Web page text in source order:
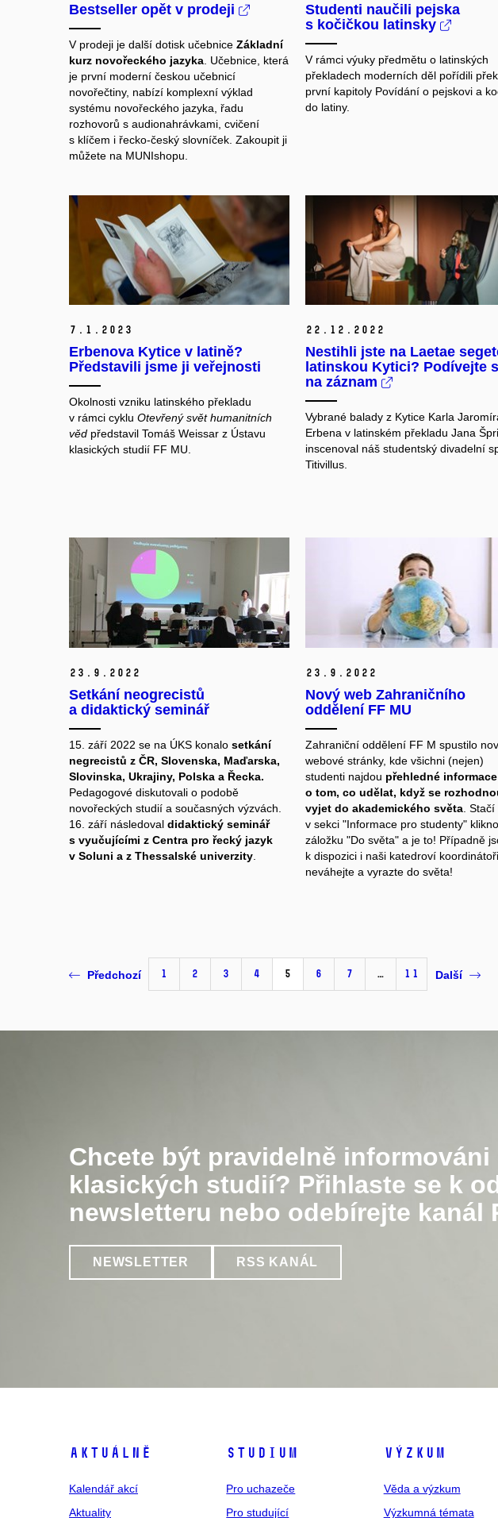
Bestseller opět v prodeji
V prodeji je další dotisk učebnice Základní
kurz novořeckého jazyka . Učebnice, která
je první moderní českou učebnicí
novořečtiny, nabízí komplexní výklad
systému novořeckého jazyka, řadu
rozhovorů s audionahrávkami, cvičení
s klíčem i řecko-český slovníček. Zakoupit ji
můžete na MUNIshopu.
Studenti naučili pejska
s kočičkou latinsky
V rámci výuky předmětu o latinských
překladech moderních děl pořídili
první kapitoly Povídání o pejskovi a
do latiny.
7. 1. 2023
Erbenova Kytice v latině?
Představili jsme ji veřejnosti
Okolnosti vzniku latinského překladu
v rámci cyklu Otevřený svět humanitních
věd představil Tomáš Weissar z Ústavu
klasických studií FF MU.
22. 12. 2022
Nestihli jste na Laetae
latinskou Kytici? Podívejte
na záznam
Vybrané balady z Kytice Karla
Erbena v latinském překladu Jana
inscenoval náš studentský divadelní
Titivillus.
23. 9. 2022
Setkání neogrecistů
a didaktický seminář
15. září 2022 se na ÚKS konalo setkání
negrecistů z ČR, Slovenska, Maďarska,
Slovinska, Ukrajiny, Polska a Řecka.
Pedagogové diskutovali o podobě
novořeckých studií a současných výzvách.
16. září následoval didaktický seminář
s vyučujícími z Centra pro řecký jazyk
v Soluni a z Thessalské univerzity
23. 9. 2022
Nový web Zahraničního
oddělení FF MU
Zahraniční oddělení FF M spustilo
webové stránky, kde všichni (nejen)
studenti najdou přehledné informace
o tom, co udělat, když se
vyjet do akademického světa. Stačí
v sekci "Informace pro studenty"
záložku "Do světa" a je to! Případně
k dispozici i naši katedroví
neváhejte a vyrazte do světa!
Předchozí 1 2 3 4 5 6 7 … 11 Další
Chcete být pravidelně informováni
klasických studií? Přihlaste se k
newsletteru nebo odebírejte kanál
NEWSLETTER RSS KANÁL
Aktuálně
Kalendář akcí
Aktuality
Studium
Pro uchazeče
Pro studující
Výzkum
Věda a výzkum
Výzkumná témata